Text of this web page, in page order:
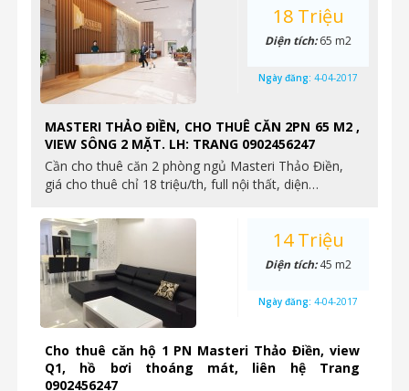
MASTERI THẢO ĐIỀN, CHO THUÊ CĂN 2PN 65 M2 ,
VIEW SÔNG 2 MẶT. LH: TRANG 0902456247
Cần cho thuê căn 2 phòng ngủ Masteri Thảo Điền,
giá cho thuê chỉ 18 triệu/th, full nội thất, diện…
18 Triệu
Diện tích:65 m2
Ngày đăng: 4-04-2017
Cho thuê căn hộ 1 PN Masteri Thảo Điền, view
Q1, hồ bơi thoáng mát, liên hệ Trang
0902456247
14 Triệu
Diện tích:45 m2
Ngày đăng: 4-04-2017